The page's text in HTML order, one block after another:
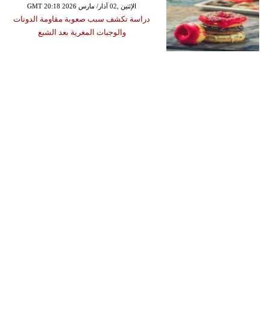
GMT 20:18 2026 الإثنين ,02 آذار/ مارس
دراسة تكشف سبب صعوبة مقاومة الدونات
والوجبات المغرية بعد الشبع